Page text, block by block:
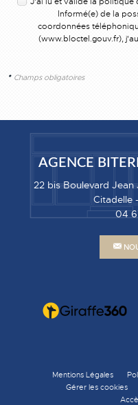
Informé(e) de la
coordonnées
(www.bloctel.gouv.fr),
* Champs obligatoires
AGENCE
22 bis Boulevard Jean
Citadelle-
04
Mentions Légales
Gérer les cookies